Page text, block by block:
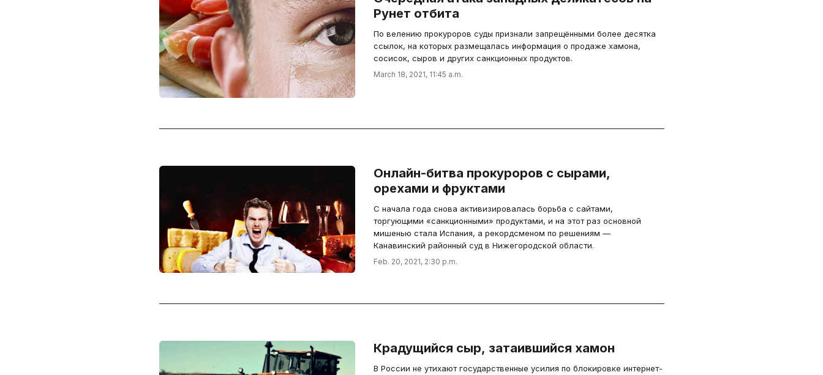
Рунет отбита
По велению прокуроров суды признали запрещёнными более десятка
ссылок, на которых размещалась информация о продаже хамона,
сосисок, сыров и других санкционных продуктов.
March 18, 2021, 11:45 a.m.
Онлайн-битва прокуроров с сырами,
орехами и фруктами
С начала года снова активизировалась борьба с сайтами,
торгующими «санкционными» продуктами, и на этот раз основной
мишенью стала Испания, а рекордсменом по решениям —
Канавинский районный суд в Нижегородской области.
Feb. 20, 2021, 2:30 p.m.
Крадущийся сыр, затаившийся хамон
В России не утихают государственные усилия по блокировке интернет-